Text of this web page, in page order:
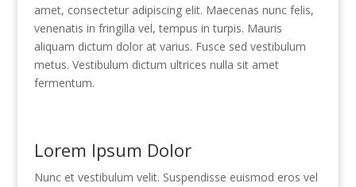
amet, consectetur adipiscing elit. Maecenas nunc felis,
venenatis in fringilla vel, tempus in turpis. Mauris
aliquam dictum dolor at varius. Fusce sed vestibulum
metus. Vestibulum dictum ultrices nulla sit amet
fermentum.
Lorem Ipsum Dolor
Nunc et vestibulum velit. Suspendisse euismod eros vel